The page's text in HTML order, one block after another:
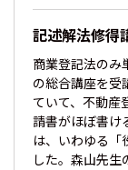
記述解法修得
商業登記法のみ
の総合講座を受
ていて、不動産
請書がほぼ書け
は、いわゆる「
した。森山先